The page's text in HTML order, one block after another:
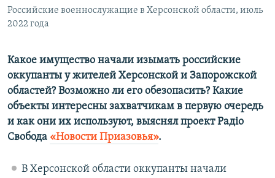
Все сайты RFE/RL
Российские военнослужащие в Херсонской области, июль
2022 года
Какое имущество начали изымать российские
оккупанты у жителей Херсонской и Запорожской
областей? Возможно ли его обезопасить? Какие
объекты интересны захватчикам в первую очередь
и как они их используют, выяснял проект Радіо
Свобода «Новости Приазовья».
В Херсонской области оккупанты начали